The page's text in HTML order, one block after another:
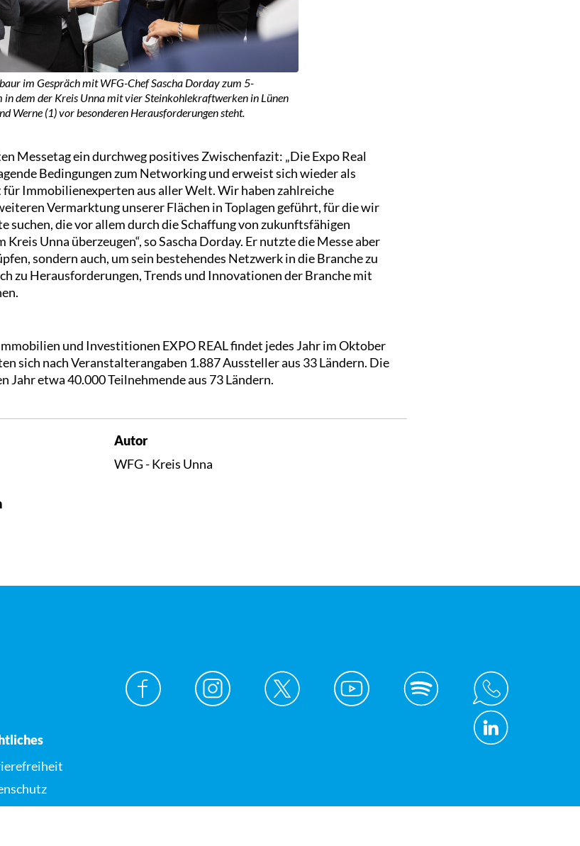
im Gespräch mit WFG-Chef Sascha Dorday zum 5-
dem der Kreis Unna mit vier Steinkohlekraftwerken in Lünen
Werne (1) vor besonderen Herausforderungen steht.
Messetag ein durchweg positives Zwischenfazit: „Die Expo Real
Bedingungen zum Networking und erweist sich wieder als
Immobilienexperten aus aller Welt. Wir haben zahlreiche
Vermarktung unserer Flächen in Toplagen geführt, für die wir
suchen, die vor allem durch die Schaffung von zukunftsfähigen
Unna überzeugen“, so Sascha Dorday. Er nutzte die Messe aber
sondern auch, um sein bestehendes Netzwerk in die Branche zu
zu Herausforderungen, Trends und Innovationen der Branche mit
und Investitionen EXPO REAL findet jedes Jahr im Oktober
sich nach Veranstalterangaben 1.887 Aussteller aus 33 Ländern. Die
Jahr etwa 40.000 Teilnehmende aus 73 Ländern.
Autor
WFG - Kreis Unna